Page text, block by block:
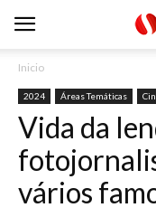
Inicio
2024 Áreas Temáticas
Vida da
vários